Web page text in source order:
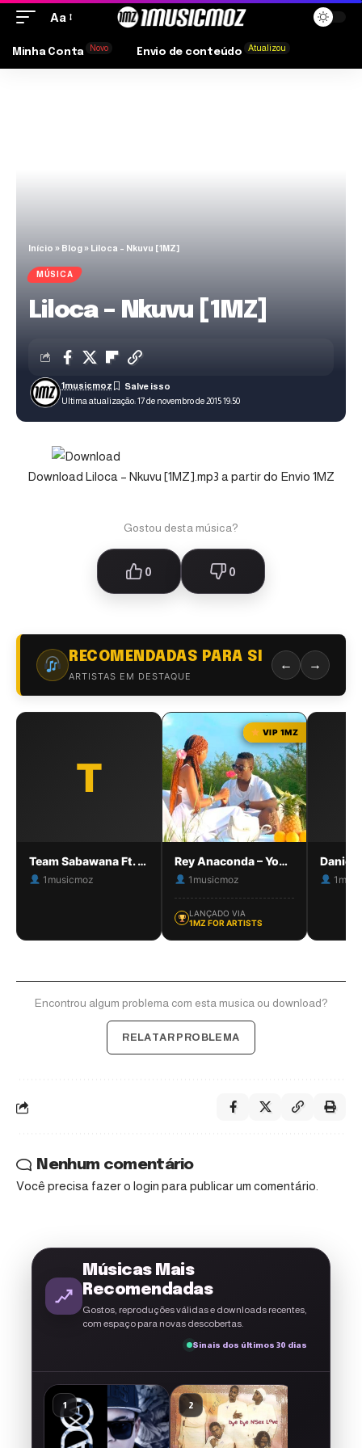
Aa
Minha Conta Novo Envio de conteúdo Atualizou
Início » Blog» Liloca – Nkuvu [1MZ]
MÚSICA
Liloca – Nkuvu [1MZ]
Ultima atualização: 17 de novembro de 2015 19:50
1musicmoz
Download Liloca – Nkuvu [1MZ].mp3 a partir do Envio 1MZ
Gostou desta música?
0 0
RECOMENDADAS PARA SI
ARTISTAS EM DESTAQUE
← →
T
Team Sabawana Ft. Ziqo & July – Xadlhiwa [1MZ]
1musicmoz
VIP 1MZ
Rey Anaconda – Yowé
1musicmoz
LANÇADO VIA
1MZ FOR ARTISTS
Encontrou algum problema com esta musica ou download?
RELATAR PROBLEMA
Nenhum comentário
Você precisa fazer o login para publicar um comentário.
Músicas Mais
Recomendadas
Gostos, reproduções válidas e downloads recentes,
com espaço para novas descobertas.
Sinais dos últimos 30 dias
1 2